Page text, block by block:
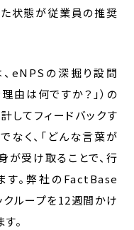
状態が従業員の推奨
eNPSの深掘り設問
由は何ですか？」）の
してフィードバックす
なく、「どんな言葉が
が受け取ることで、行
。弊社のFactBase
ループを12週間かけ
。